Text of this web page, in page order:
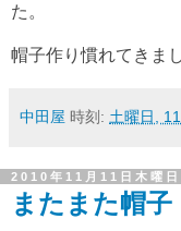
た。
帽子作り慣れてきま
中田屋 時刻: 土曜日,
2010年11月11日木曜日
またまた帽子